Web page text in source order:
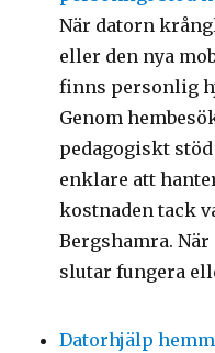
När datorn
eller den nya
finns personlig
Genom
pedagogiskt
enklare att
kostnaden tack
Bergshamra.
slutar fungera
Datorhjälp